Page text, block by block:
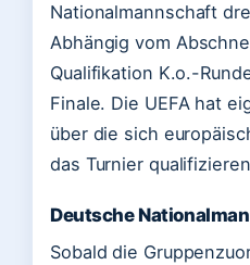
Nationalmannschaft
Abhängig vom
Qualifikation K.o.-
Finale. Die UEFA hat
über die sich
das Turnier
Deutsche
Sobald die